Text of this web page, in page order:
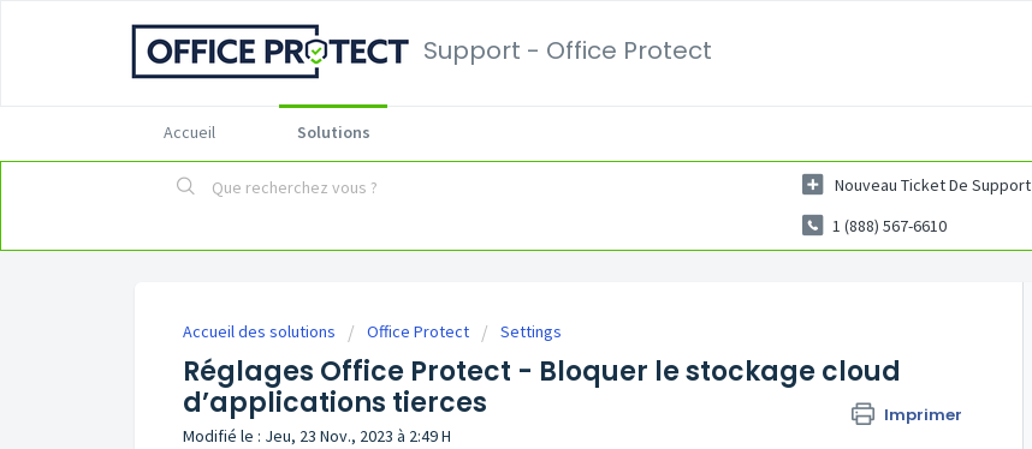
Support - Office Protect
Accueil Solutions
Nouveau Ticket De Support
1 (888) 567-6610
Accueil des solutions Office Protect Settings
Réglages Office Protect - Bloquer le stockage cloud
d’applications tierces
Imprimer
Modifié le : Jeu, 23 Nov., 2023 à 2:49 H